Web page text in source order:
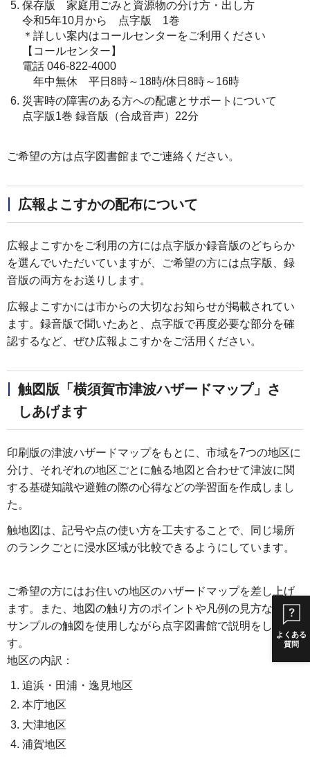
よくある
質問
保存版 家庭用ごみと資源物の分け方・出し方
令和5年10月から 点字版 1巻
＊詳しい案内はコールセンターをご利用ください
【コールセンター】
電話 046-822-4000
年中無休 平日8時～18時/休日8時～16時
災害時の障害のある方への配慮とサポートについて
点字版1巻 録音版（合成音声）22分
ご希望の方は点字図書館までご連絡ください。
広報よこすかの配布について
広報よこすかをご利用の方には点字版か録音版のどちらか
を選んでいただいていますが、ご希望の方には点字版、録
音版の両方をお送りします。
広報よこすかには市からの大切なお知らせが掲載されてい
ます。録音版で聞いたあと、点字版で再度必要な部分を確
認するなど、ぜひ広報よこすかをご活用ください。
触図版「横須賀市津波ハザードマップ」さ
しあげます
印刷版の津波ハザードマップをもとに、市域を7つの地区に
分け、それぞれの地区ごとに触る地図と合わせて津波に関
する基礎知識や避難の際の心得などの学習面を作成しまし
た。
触地図は、記号や点の使い方を工夫することで、同じ場所
のランクごとに浸水区域が比較できるようにしています。
ご希望の方にはお住いの地区のハザードマップを差し上げ
ます。また、地図の触り方のポイントや凡例の見方など、
サンプルの触図を使用しながら点字図書館で説明をしま
す。
地区の内訳：
追浜・田浦・逸見地区
本庁地区
大津地区
浦賀地区